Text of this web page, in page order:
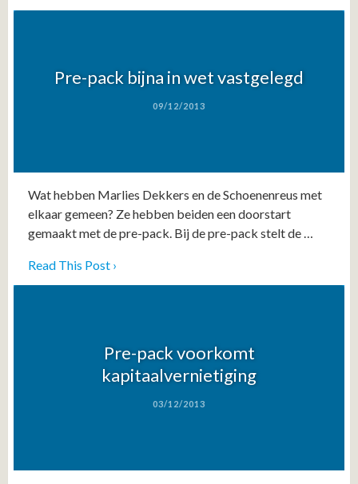
Pre-pack bijna in wet vastgelegd
09/12/2013
Wat hebben Marlies Dekkers en de Schoenenreus met
elkaar gemeen? Ze hebben beiden een doorstart
gemaakt met de pre-pack. Bij de pre-pack stelt de …
Read This Post ›
Pre-pack voorkomt
kapitaalvernietiging
03/12/2013